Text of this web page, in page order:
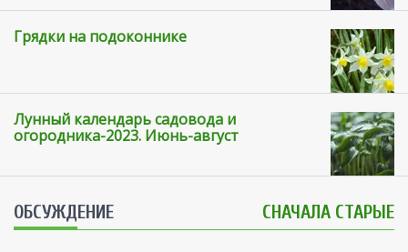
Грядки на подоконнике
Лунный календарь садовода и
огородника-2023. Июнь-август
ОБСУЖДЕНИЕ СНАЧАЛА СТАРЫЕ